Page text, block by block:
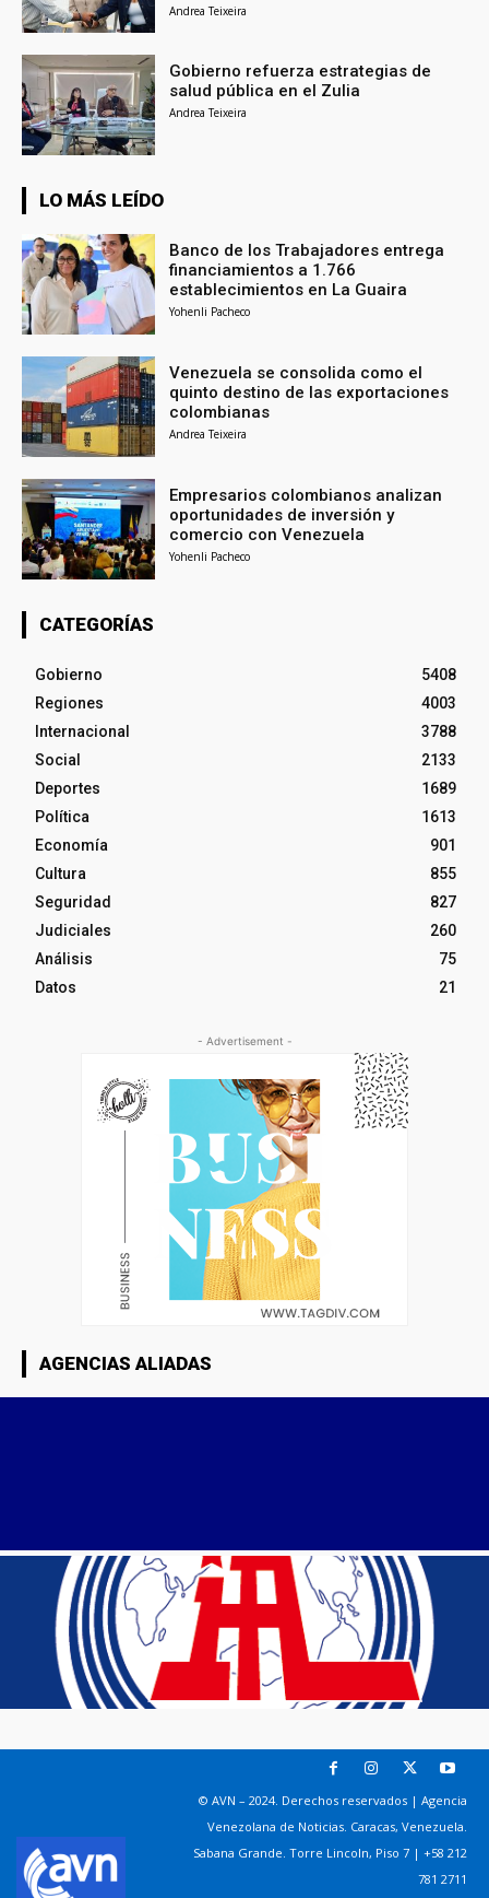
Andrea Teixeira
Gobierno refuerza estrategias de
salud pública en el Zulia
Andrea Teixeira
LO MÁS LEÍDO
Banco de los Trabajadores entrega
financiamientos a 1.766
establecimientos en La Guaira
Yohenli Pacheco
Venezuela se consolida como el
quinto destino de las exportaciones
colombianas
Andrea Teixeira
Empresarios colombianos analizan
oportunidades de inversión y
comercio con Venezuela
Yohenli Pacheco
CATEGORÍAS
Gobierno
5408
Regiones
4003
Internacional
3788
Social
2133
Deportes
1689
Política
1613
Economía
901
Cultura
855
Seguridad
827
Judiciales
260
Análisis
75
Datos
21
- Advertisement -
AGENCIAS ALIADAS
© AVN – 2024. Derechos reservados | Agencia
Venezolana de Noticias. Caracas, Venezuela.
Sabana Grande. Torre Lincoln, Piso 7 | +58 212
781 2711